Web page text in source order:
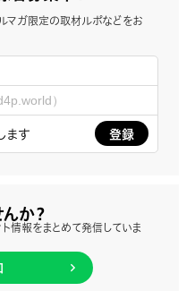
マガ限定の取材ルポなどをお
ます
か？
情報をまとめて発信していま